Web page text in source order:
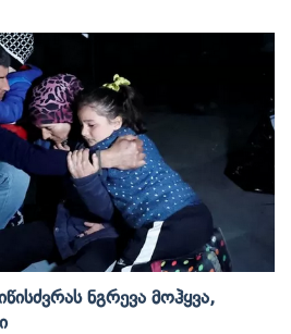
Ნგრევა Მოჰყვა,